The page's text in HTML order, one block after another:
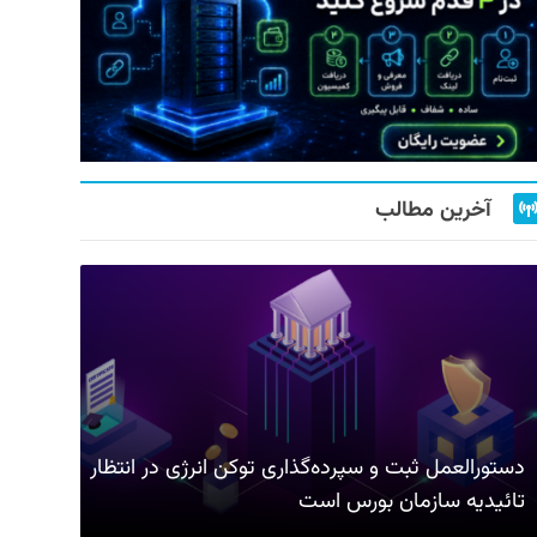
آخرین مطالب
دستورالعمل ثبت و سپرده‌گذاری توکن انرژی در انتظار
تائیدیه سازمان بورس است